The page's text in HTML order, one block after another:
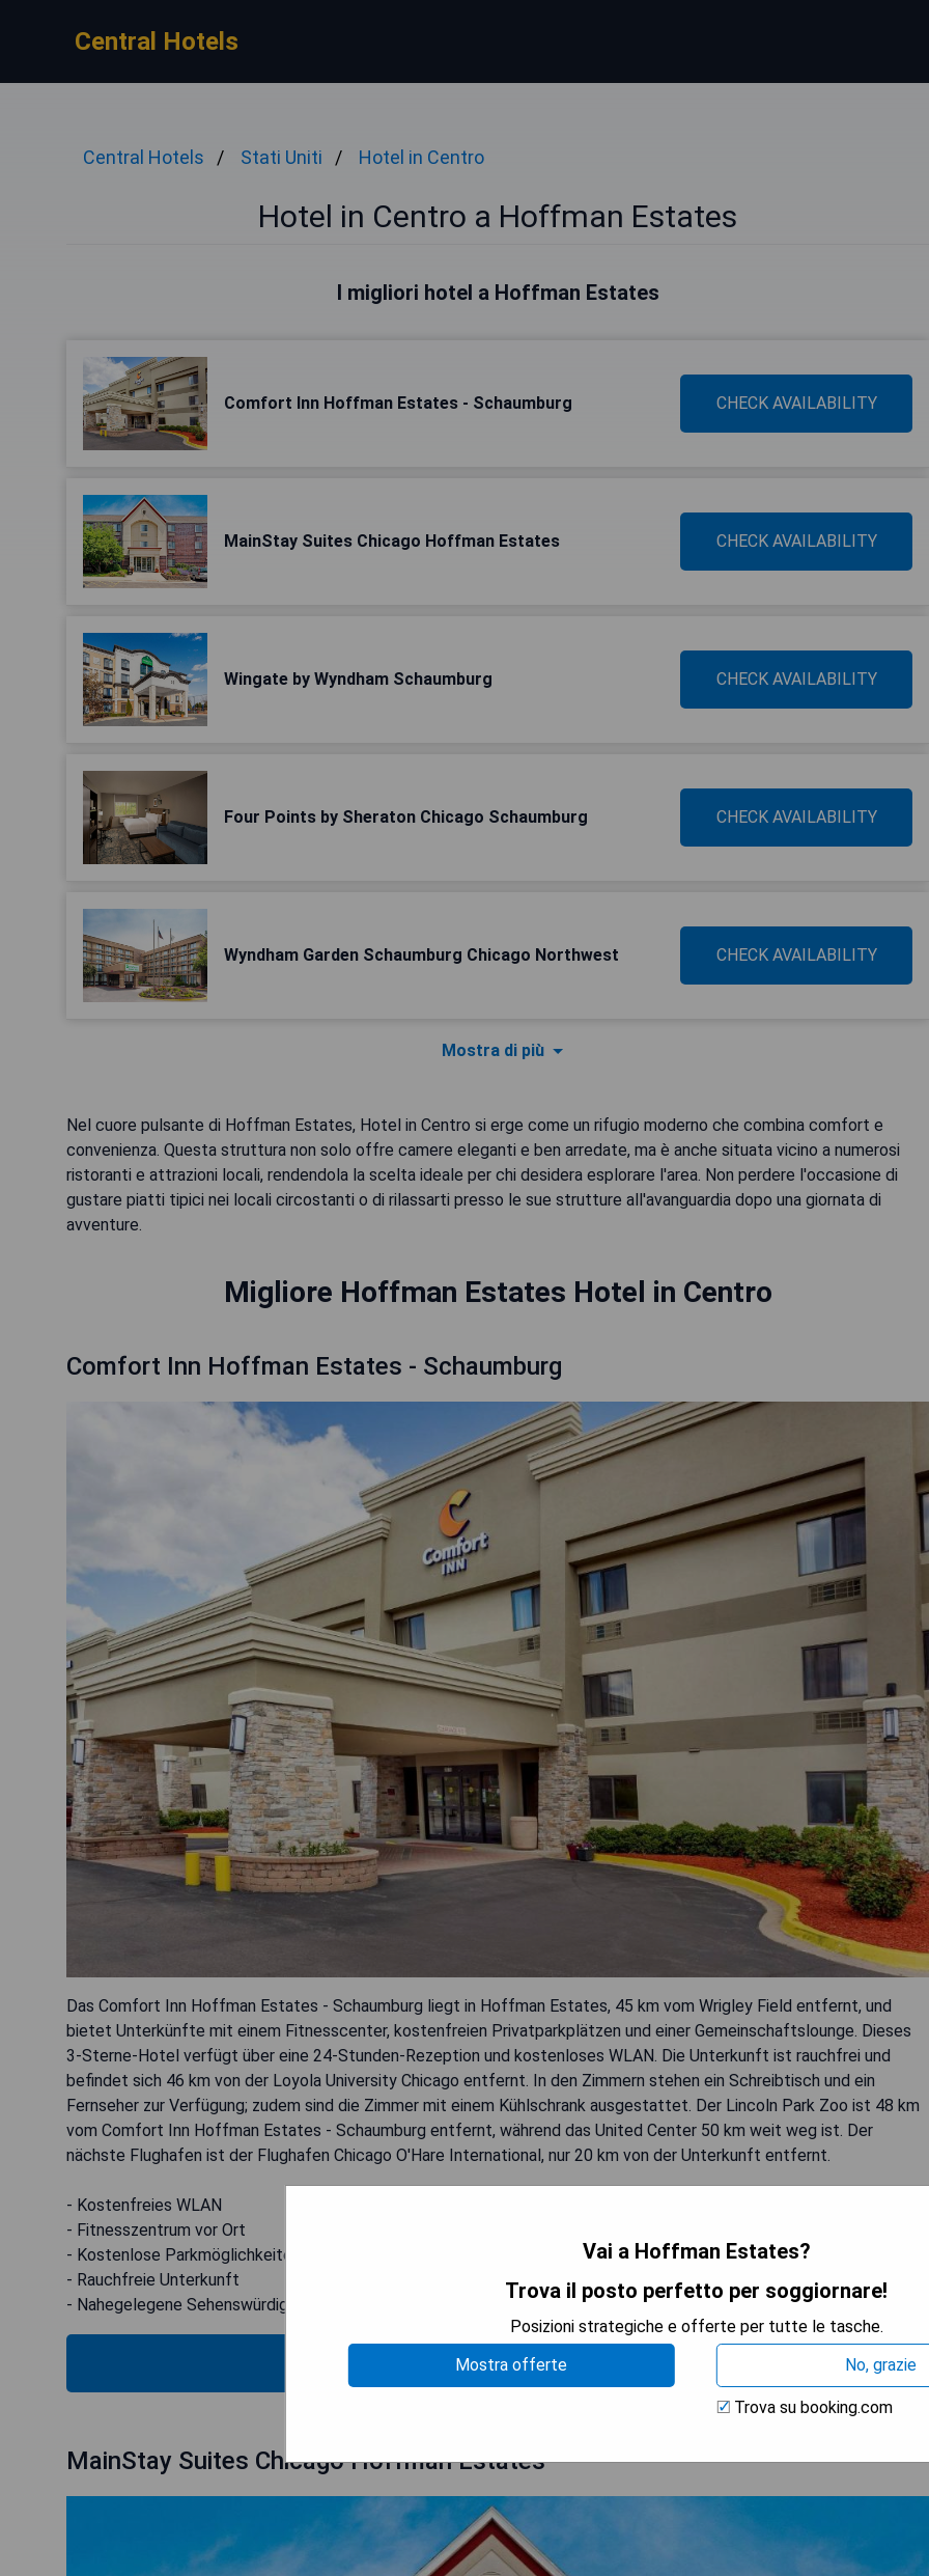
Central Hotels
Central Hotels Stati Uniti Hotel in Centro
Hotel in Centro a Hoffman Estates
I migliori hotel a Hoffman Estates
Comfort Inn Hoffman Estates - Schaumburg CHECK AVAILABILITY
MainStay Suites Chicago Hoffman Estates CHECK AVAILABILITY
Wingate by Wyndham Schaumburg CHECK AVAILABILITY
Four Points by Sheraton Chicago Schaumburg CHECK AVAILABILITY
Wyndham Garden Schaumburg Chicago Northwest CHECK AVAILABILITY
Mostra di più
Nel cuore pulsante di Hoffman Estates, Hotel in Centro si erge come un rifugio moderno che combina comfort e
convenienza. Questa struttura non solo offre camere eleganti e ben arredate, ma è anche situata vicino a numerosi
ristoranti e attrazioni locali, rendendola la scelta ideale per chi desidera esplorare l'area. Non perdere l'occasione di
gustare piatti tipici nei locali circostanti o di rilassarti presso le sue strutture all'avanguardia dopo una giornata di
avventure.
Migliore Hoffman Estates Hotel in Centro
Comfort Inn Hoffman Estates - Schaumburg
Das Comfort Inn Hoffman Estates - Schaumburg liegt in Hoffman Estates, 45 km vom Wrigley Field entfernt, und
bietet Unterkünfte mit einem Fitnesscenter, kostenfreien Privatparkplätzen und einer Gemeinschaftslounge. Dieses
3-Sterne-Hotel verfügt über eine 24-Stunden-Rezeption und kostenloses WLAN. Die Unterkunft ist rauchfrei und
befindet sich 46 km von der Loyola University Chicago entfernt. In den Zimmern stehen ein Schreibtisch und ein
Fernseher zur Verfügung; zudem sind die Zimmer mit einem Kühlschrank ausgestattet. Der Lincoln Park Zoo ist 48 km
vom Comfort Inn Hoffman Estates - Schaumburg entfernt, während das United Center 50 km weit weg ist. Der
nächste Flughafen ist der Flughafen Chicago O'Hare International, nur 20 km von der Unterkunft entfernt.
- Kostenfreies WLAN
- Fitnesszentrum vor Ort
- Kostenlose Parkmöglichkeiten
- Rauchfreie Unterkunft
- Nahegelegene Sehenswürdigkeiten
MOSTRA I PREZZI
MainStay Suites Chicago Hoffman Estates
Vai a Hoffman Estates?
Trova il posto perfetto per soggiornare!
Posizioni strategiche e offerte per tutte le tasche.
Mostra offerte
No, grazie
Trova su booking.com